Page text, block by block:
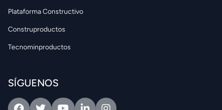
Plataforma Constructivo
Construproductos
Tecnominproductos
SÍGUENOS
FacebookTwitterYoutubeLinkedinIntagram